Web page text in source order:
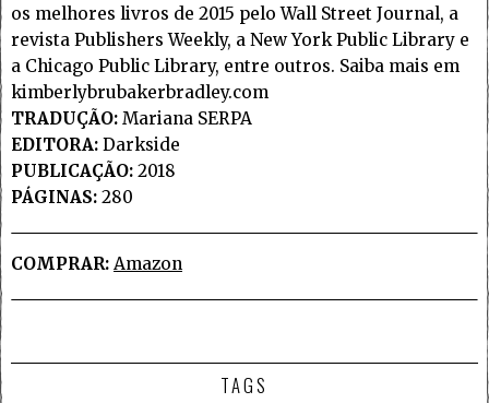
os melhores livros de 2015 pelo Wall Street Journal, a
revista Publishers Weekly, a New York Public Library e
a Chicago Public Library, entre outros. Saiba mais em
kimberlybrubakerbradley.com
TRADUÇÃO: Mariana SERPA
EDITORA: Darkside
PUBLICAÇÃO: 2018
PÁGINAS: 280
COMPRAR: Amazon
TAGS